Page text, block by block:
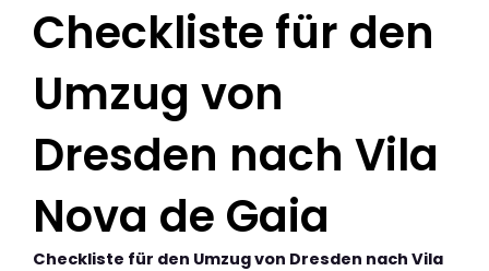
Checkliste für den
Umzug von
Dresden nach Vila
Nova de Gaia
Checkliste für den Umzug von Dresden nach Vila